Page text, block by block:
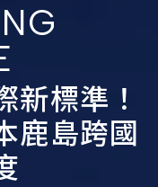
新標準！
鹿島跨國